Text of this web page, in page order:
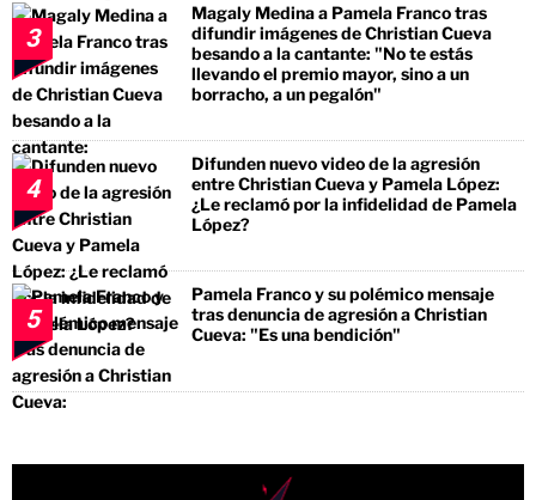
3
Magaly Medina a Pamela Franco tras
difundir imágenes de Christian Cueva
besando a la cantante: "No te estás
llevando el premio mayor, sino a un
borracho, a un pegalón"
4
Difunden nuevo video de la agresión
entre Christian Cueva y Pamela López:
¿Le reclamó por la infidelidad de Pamela
López?
5
Pamela Franco y su polémico mensaje
tras denuncia de agresión a Christian
Cueva: "Es una bendición"